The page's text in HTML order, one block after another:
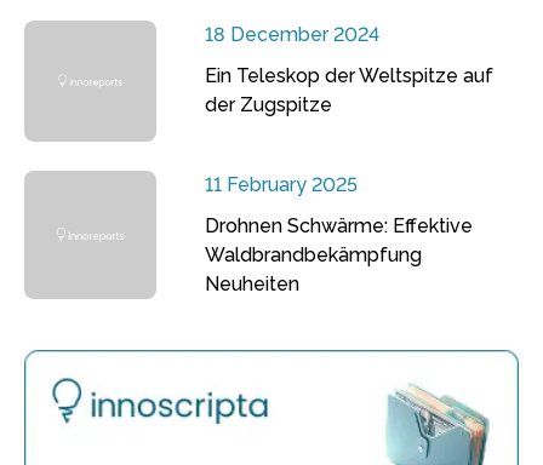
18 December 2024
Ein Teleskop der Weltspitze auf
der Zugspitze
11 February 2025
Drohnen Schwärme: Effektive
Waldbrandbekämpfung
Neuheiten